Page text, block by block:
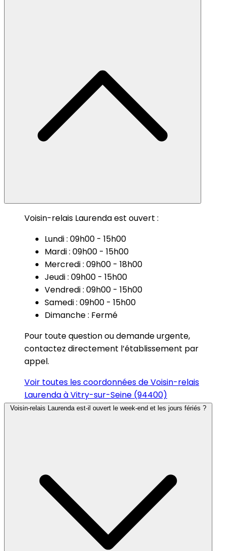
Voisin-relais Laurenda est ouvert :
Lundi : 09h00 - 15h00
Mardi : 09h00 - 15h00
Mercredi : 09h00 - 18h00
Jeudi : 09h00 - 15h00
Vendredi : 09h00 - 15h00
Samedi : 09h00 - 15h00
Dimanche : Fermé
Pour toute question ou demande urgente,
contactez directement l’établissement par
appel.
Voir toutes les coordonnées de Voisin-relais
Laurenda à Vitry-sur-Seine (94400)
Voisin-relais Laurenda est-il ouvert le week-end et les jours fériés ?